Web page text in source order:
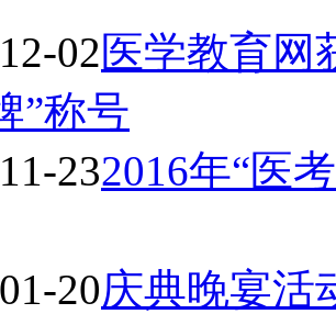
02医学教育网
”称号
232016年“医
20庆典晚宴活